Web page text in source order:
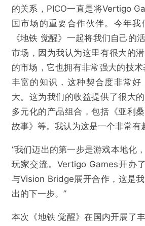
的关系，PICO一直是将Vertigo
国市场的重要合作伙伴。今年
《地铁 觉醒》一起将我们自己的
市场，因为我认为这里有很大的
的市场，它也拥有非常强大的技
丰富的知识，这种契合度非常好
大。这为我们的收益提供了很大
多元化的产品组合，包括《亚利
故事》等。我认为这是一个非常有
“我们迈出的第一步是游戏本地化
玩家交流。Vertigo Games开办
与Vision Bridge展开合作，这是
出的下一步。”
本次《地铁 觉醒》在国内开展了